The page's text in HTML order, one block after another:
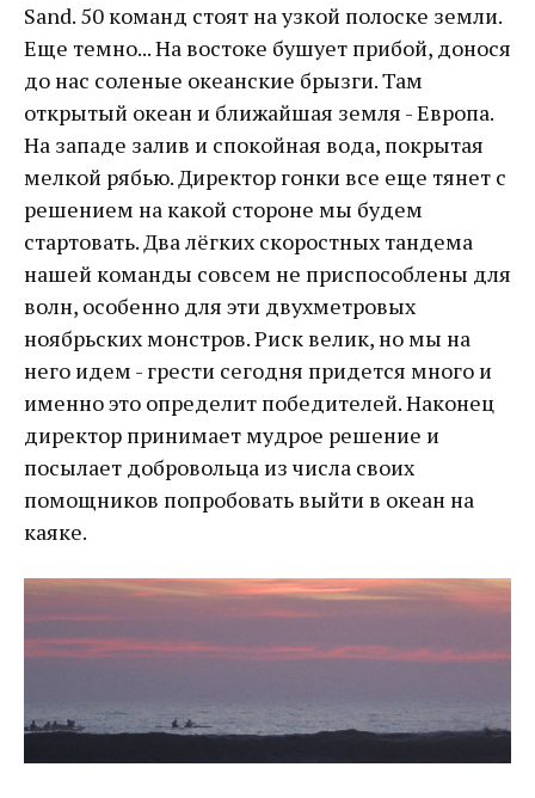
Sand. 50 команд стоят на узкой полоске земли.
Еще темно... На востоке бушует прибой, донося
до нас соленые океанские брызги. Там
открытый океан и ближайшая земля - Европа.
На западе залив и спокойная вода, покрытая
мелкой рябью. Директор гонки все еще тянет с
решением на какой стороне мы будем
стартовать. Два лёгких скоростных тандема
нашей команды совсем не приспособлены для
волн, особенно для эти двухметровых
ноябрьских монстров. Риск велик, но мы на
него идем - грести сегодня придется много и
именно это определит победителей. Наконец
директор принимает мудрое решение и
посылает добровольца из числа своих
помощников попробовать выйти в океан на
каяке.